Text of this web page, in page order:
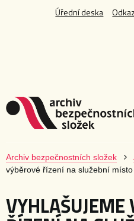
Úřední deska
Archiv bezpečnostních složek
výběrové řízení na služební
VYHLAŠUJEME